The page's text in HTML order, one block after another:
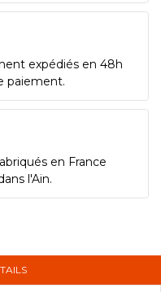
expédiés en 48h
paiement.
en France
l'Ain.